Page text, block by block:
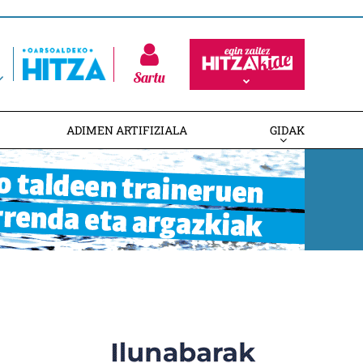
Sartu
ADIMEN ARTIFIZIALA GIDAK